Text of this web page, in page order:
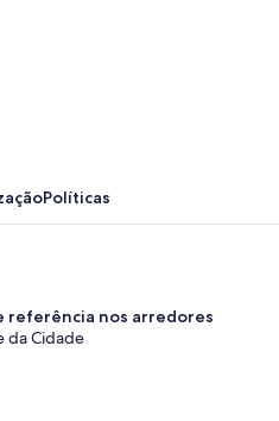
Políticas
referência nos arredores
da Cidade